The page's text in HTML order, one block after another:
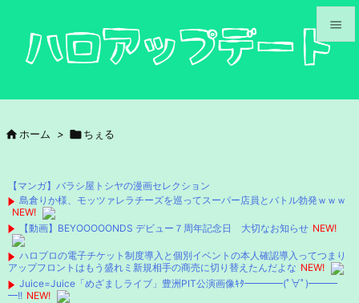



次へ

 ホーム > ちぇる
【マンガ】バラシ屋トシヤの漫画セレクション
島倉りか様、モッツァレラチーズを巡ってスーパー店員とバトル勃発ｗｗｗ
NEW!
【動画】BEYOOOOONDS デビュー７周年記念日 大切なお知らせ NEW!
ハロプロの電子チケット制度導入と個別イベントの本人確認導入ってつまり
アップフロントはもう盛れミ新規相手の商売に切り替えたんだよな NEW!
Juice=Juice「めざましライブ」豊洲PIT公演画像ｷﾀ━━━━(ﾟ∀ﾟ)━━━
━!! NEW!